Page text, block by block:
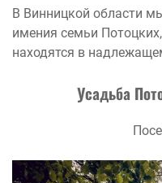
В Винницкой области
имения семьи
находятся в
Усадьба